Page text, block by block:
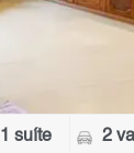
1 suíte 2